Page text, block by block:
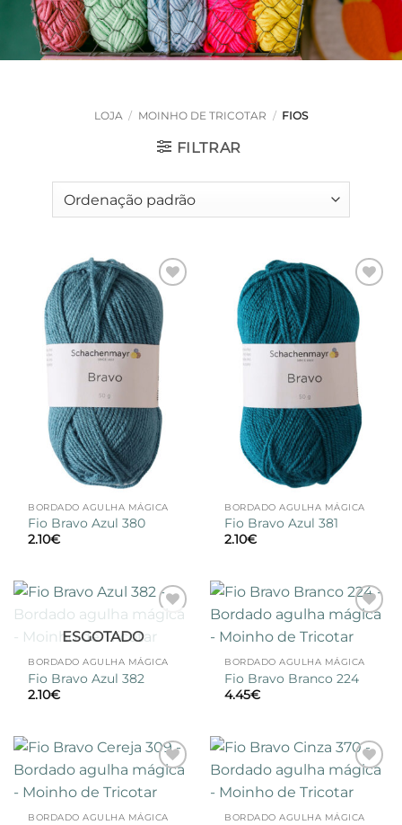
LOJA / MOINHO DE TRICOTAR / FIOS
FILTRAR
Adicionar
à lista de
desejos
BORDADO AGULHA MÁGICA
Fio Bravo Azul 380
2.10€
Adicionar
à lista de
desejos
BORDADO AGULHA MÁGICA
Fio Bravo Azul 381
2.10€
Adicionar
à lista de
ESGOTADO
BORDADO AGULHA MÁGICA
Fio Bravo Azul 382
2.10€
Adicionar
à lista de
BORDADO AGULHA MÁGICA
Fio Bravo Branco 224
4.45€
Adicionar
à lista de
BORDADO AGULHA MÁGICA
Adicionar
à lista de
BORDADO AGULHA MÁGICA